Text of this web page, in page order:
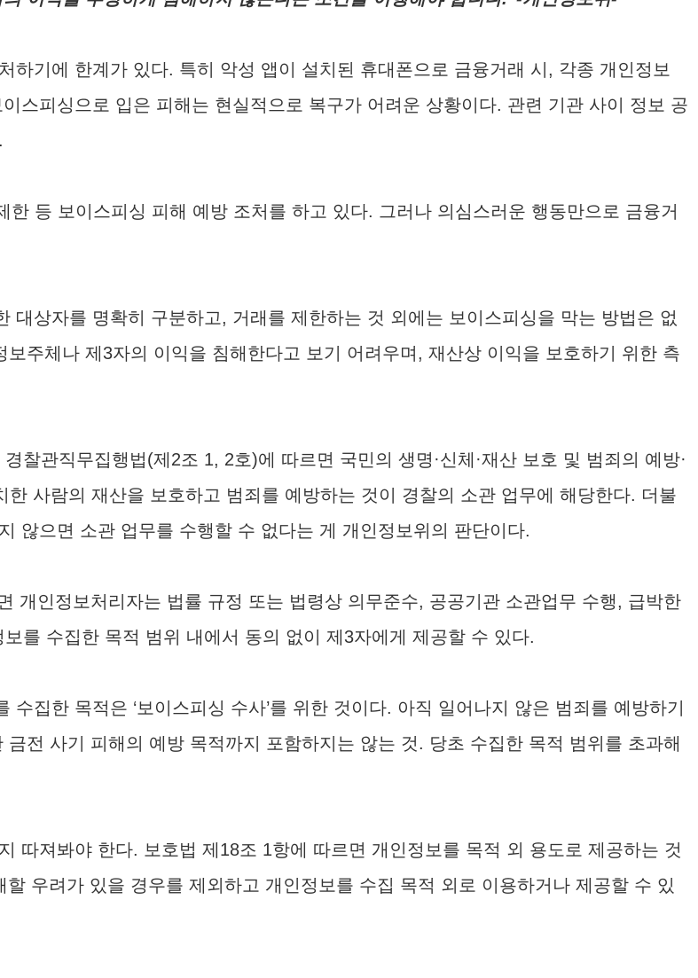
하기에 한계가 있다. 특히 악성 앱이 설치된 휴대폰으로 금융거래 시, 각종 개인정보
스피싱으로 입은 피해는 현실적으로 복구가 어려운 상황이다. 관련 기관 사이 정보 공
등 보이스피싱 피해 예방 조처를 하고 있다. 그러나 의심스러운 행동만으로 금융거
상자를 명확히 구분하고, 거래를 제한하는 것 외에는 보이스피싱을 막는 방법은 없
주체나 제3자의 이익을 침해한다고 보기 어려우며, 재산상 이익을 보호하기 위한 측
찰관직무집행법(제2조 1, 2호)에 따르면 국민의 생명·신체·재산 보호 및 범죄의 예방·
사람의 재산을 보호하고 범죄를 예방하는 것이 경찰의 소관 업무에 해당한다. 더불
않으면 소관 업무를 수행할 수 없다는 게 개인정보위의 판단이다.
개인정보처리자는 법률 규정 또는 법령상 의무준수, 공공기관 소관업무 수행, 급박한
를 수집한 목적 범위 내에서 동의 없이 제3자에게 제공할 수 있다.
집한 목적은 ‘보이스피싱 수사’를 위한 것이다. 아직 일어나지 않은 범죄를 예방하기
전 사기 피해의 예방 목적까지 포함하지는 않는 것. 당초 수집한 목적 범위를 초과해
따져봐야 한다. 보호법 제18조 1항에 따르면 개인정보를 목적 외 용도로 제공하는 것
우려가 있을 경우를 제외하고 개인정보를 수집 목적 외로 이용하거나 제공할 수 있